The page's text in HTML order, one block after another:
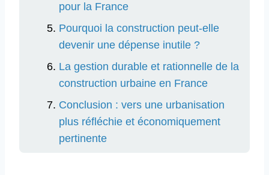
pour la France
Pourquoi la construction peut-elle
devenir une dépense inutile ?
La gestion durable et rationnelle de la
construction urbaine en France
Conclusion : vers une urbanisation
plus réfléchie et économiquement
pertinente